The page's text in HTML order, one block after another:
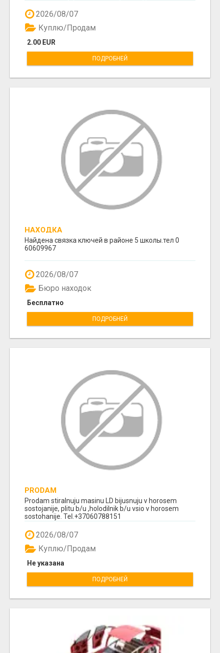
2026/08/07
2.00 EUR
Куплю/Продам
ПОДРОБНЕЙ
НАХОДКА
Найдена связка ключей в районе 5 школы.тел 0
60609967
2026/08/07
Бесплатно
Бюро находок
ПОДРОБНЕЙ
PRODAM
Prodam stiralnuju masinu LD bijusnuju v horosem
sostojanije, plitu b/u ,holodilnik b/u vsio v horosem
sostohanije. Tel.+37060788151
2026/08/07
Не указана
Куплю/Продам
ПОДРОБНЕЙ